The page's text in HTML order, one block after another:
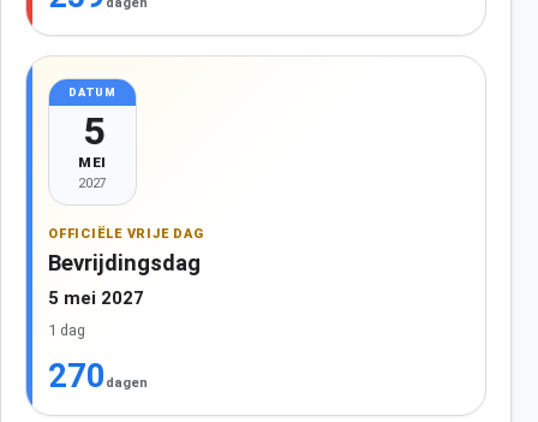
DATUM
5
MEI
2027
OFFICIËLE VRIJE DAG
Bevrijdingsdag
5 mei 2027
1 dag
270 dagen